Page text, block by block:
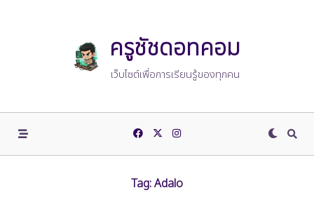
ครูชัชดอทคอม
เว็บไซต์เพื่อการเรียนรู้ของทุกคน
Tag:Adalo